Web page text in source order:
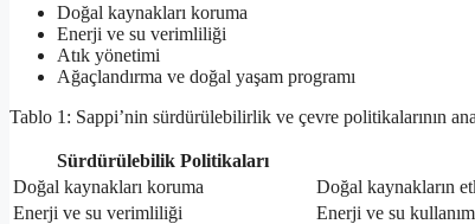
Doğal kaynakları koruma
Enerji ve su verimliliği
Atık yönetimi
Ağaçlandırma ve doğal yaşam programı
Tablo 1: Sappi’nin sürdürülebilirlik ve çevre politikalarının
Sürdürülebilik Politikaları
Doğal kaynakları koruma
Doğal kaynakların
Enerji ve su verimliliği
Enerji ve su